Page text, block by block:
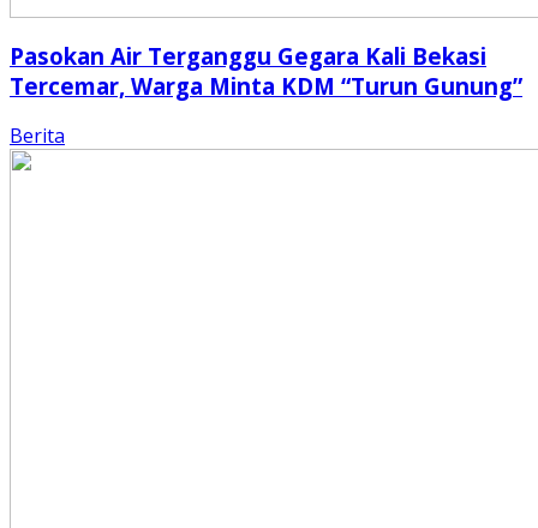
Pasokan Air Terganggu Gegara Kali Bekasi
Tercemar, Warga Minta KDM “Turun Gunung”
Berita